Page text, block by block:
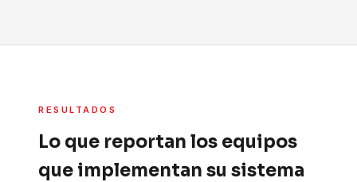
RESULTADOS
Lo que reportan los equipos
que implementan su sistema